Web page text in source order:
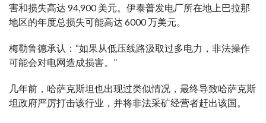
害和损失高达 94,900 美元。伊泰普发电厂所在地上巴拉那
地区的年度总损失可能高达 6000 万美元。
梅勒鲁德承认：“如果从低压线路汲取过多电力，非法操作
可能会对电网造成损害。”
几年前，哈萨克斯坦也出现过类似情况，最终导致哈萨克斯
坦政府严厉打击该行业，并将非法采矿经营者赶出该国。